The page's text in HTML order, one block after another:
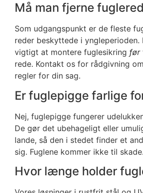
Må man fjerne
Som udgangspunkt er de fleste
reder beskyttede i
vigtigt at montere fuglesikring før
rede. Kontakt os for rådgivning
regler for din sag.
Er fuglepigge farlige
Nej, fuglepigge fungerer
De gør det ubehageligt eller
lande, så den i stedet finder et
sig. Fuglene kommer ikke til skade.
Hvor længe holder